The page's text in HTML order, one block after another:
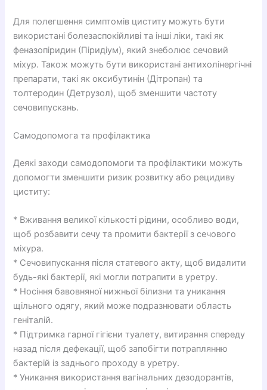
Для полегшення симптомів циститу можуть бути
використані болезаспокійливі та інші ліки, такі як
феназопіридин (Піридіум), який знеболює сечовий
міхур. Також можуть бути використані антихолінергічні
препарати, такі як оксибутинін (Дітропан) та
толтеродин (Детрузол), щоб зменшити частоту
сечовипускань.
Самодопомога та профілактика
Деякі заходи самодопомоги та профілактики можуть
допомогти зменшити ризик розвитку або рецидиву
циститу:
* Вживання великої кількості рідини, особливо води,
щоб розбавити сечу та промити бактерії з сечового
міхура.
* Сечовипускання після статевого акту, щоб видалити
будь-які бактерії, які могли потрапити в уретру.
* Носіння бавовняної нижньої білизни та уникання
щільного одягу, який може подразнювати область
геніталій.
* Підтримка гарної гігієни туалету, витирання спереду
назад після дефекації, щоб запобігти потраплянню
бактерій із заднього проходу в уретру.
* Уникання використання вагінальних дезодорантів,